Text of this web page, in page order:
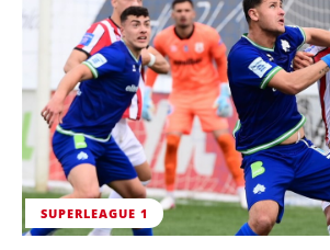
SUPERLEAGUE 1